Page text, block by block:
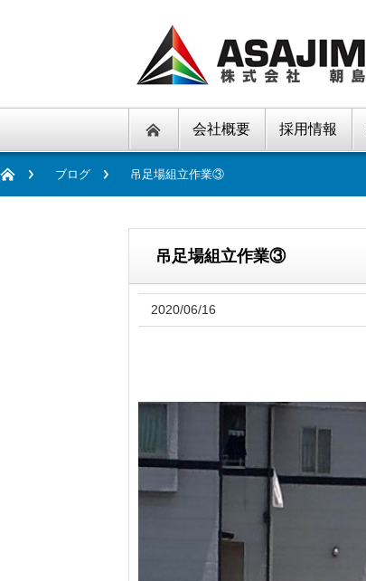
会社概要 採用情報
ブログ 吊足場組立作業③
吊足場組立作業③
2020/06/16